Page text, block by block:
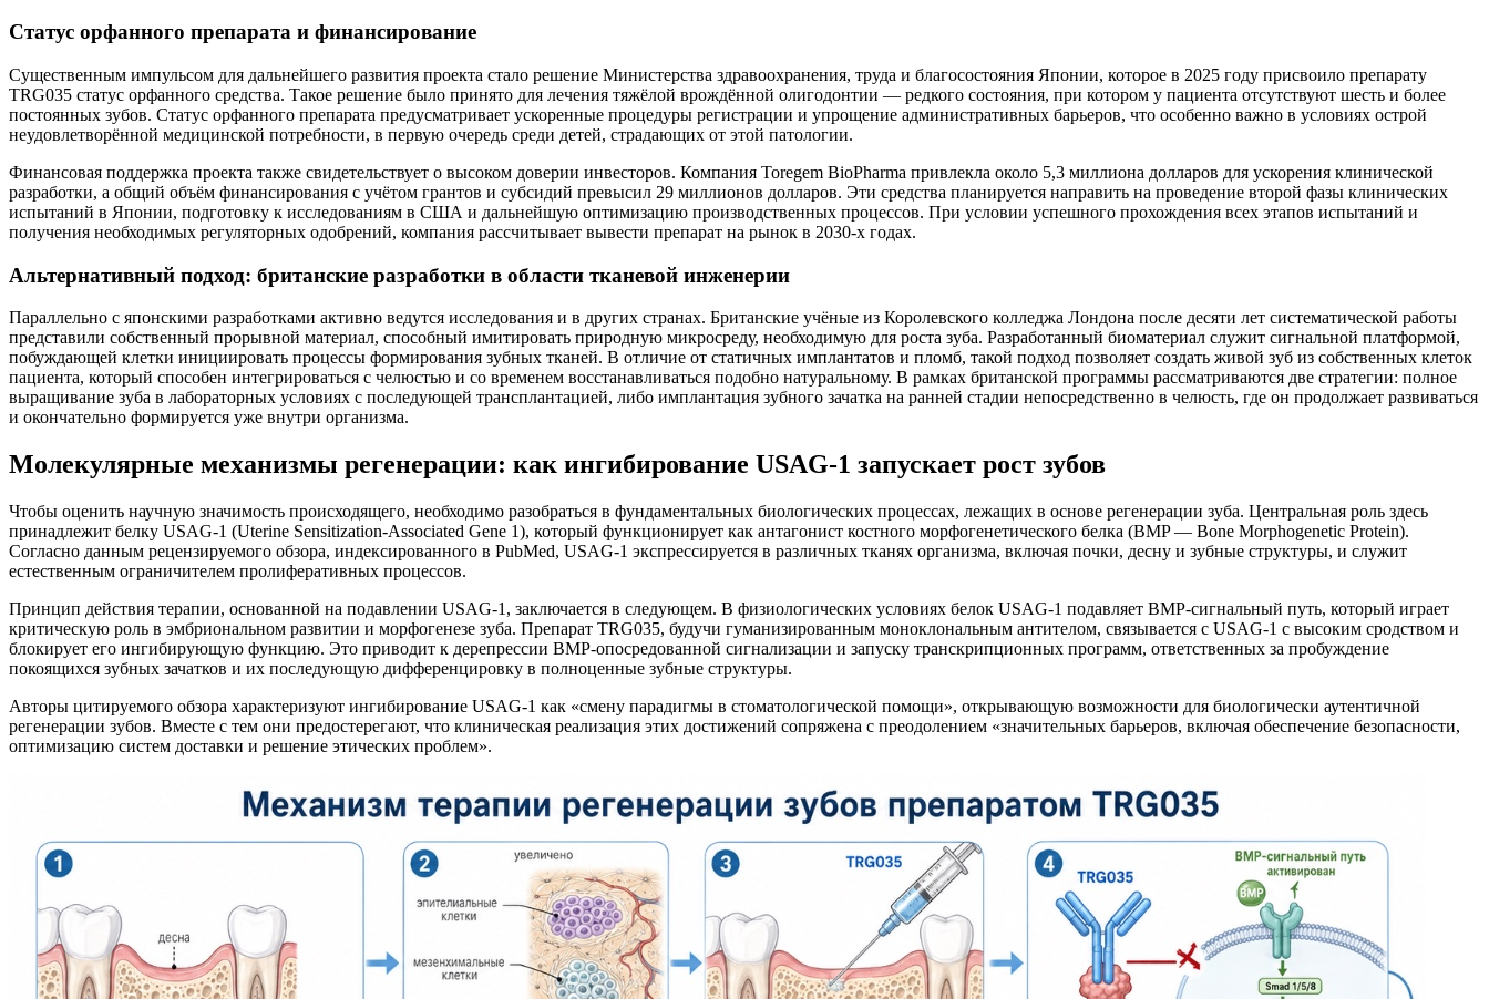
Статус орфанного препарата и финансирование
Существенным импульсом для дальнейшего развития проекта стало решение Министерства здравоохранения, труда и благосостояния Японии, которое в 2025 году присвоило препарату
TRG035 статус орфанного средства. Такое решение было принято для лечения тяжёлой врождённой олигодонтии — редкого состояния, при котором у пациента отсутствуют шесть и более
постоянных зубов. Статус орфанного препарата предусматривает ускоренные процедуры регистрации и упрощение административных барьеров, что особенно важно в условиях острой
неудовлетворённой медицинской потребности, в первую очередь среди детей, страдающих от этой патологии.
Финансовая поддержка проекта также свидетельствует о высоком доверии инвесторов. Компания Toregem BioPharma привлекла около 5,3 миллиона долларов для ускорения клинической
разработки, а общий объём финансирования с учётом грантов и субсидий превысил 29 миллионов долларов. Эти средства планируется направить на проведение второй фазы клинических
испытаний в Японии, подготовку к исследованиям в США и дальнейшую оптимизацию производственных процессов. При условии успешного прохождения всех этапов испытаний и
получения необходимых регуляторных одобрений, компания рассчитывает вывести препарат на рынок в 2030-х годах.
Альтернативный подход: британские разработки в области тканевой инженерии
Параллельно с японскими разработками активно ведутся исследования и в других странах. Британские учёные из Королевского колледжа Лондона после десяти лет систематической работы
представили собственный прорывной материал, способный имитировать природную микросреду, необходимую для роста зуба. Разработанный биоматериал служит сигнальной платформой,
побуждающей клетки инициировать процессы формирования зубных тканей. В отличие от статичных имплантатов и пломб, такой подход позволяет создать живой зуб из собственных клеток
пациента, который способен интегрироваться с челюстью и со временем восстанавливаться подобно натуральному. В рамках британской программы рассматриваются две стратегии: полное
выращивание зуба в лабораторных условиях с последующей трансплантацией, либо имплантация зубного зачатка на ранней стадии непосредственно в челюсть, где он продолжает развиваться
и окончательно формируется уже внутри организма.
Молекулярные механизмы регенерации: как ингибирование USAG-1 запускает рост зубов
Чтобы оценить научную значимость происходящего, необходимо разобраться в фундаментальных биологических процессах, лежащих в основе регенерации зуба. Центральная роль здесь
принадлежит белку USAG-1 (Uterine Sensitization-Associated Gene 1), который функционирует как антагонист костного морфогенетического белка (BMP — Bone Morphogenetic Protein).
Согласно данным рецензируемого обзора, индексированного в PubMed, USAG-1 экспрессируется в различных тканях организма, включая почки, десну и зубные структуры, и служит
естественным ограничителем пролиферативных процессов.
Принцип действия терапии, основанной на подавлении USAG-1, заключается в следующем. В физиологических условиях белок USAG-1 подавляет BMP-сигнальный путь, который играет
критическую роль в эмбриональном развитии и морфогенезе зуба. Препарат TRG035, будучи гуманизированным моноклональным антителом, связывается с USAG-1 с высоким сродством и
блокирует его ингибирующую функцию. Это приводит к дерепрессии BMP-опосредованной сигнализации и запуску транскрипционных программ, ответственных за пробуждение
покоящихся зубных зачатков и их последующую дифференцировку в полноценные зубные структуры.
Авторы цитируемого обзора характеризуют ингибирование USAG-1 как «смену парадигмы в стоматологической помощи», открывающую возможности для биологически аутентичной
регенерации зубов. Вместе с тем они предостерегают, что клиническая реализация этих достижений сопряжена с преодолением «значительных барьеров, включая обеспечение безопасности,
оптимизацию систем доставки и решение этических проблем».